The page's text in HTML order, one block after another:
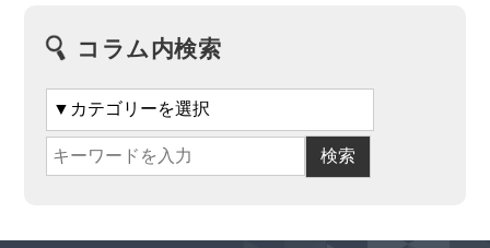
コラム内検索